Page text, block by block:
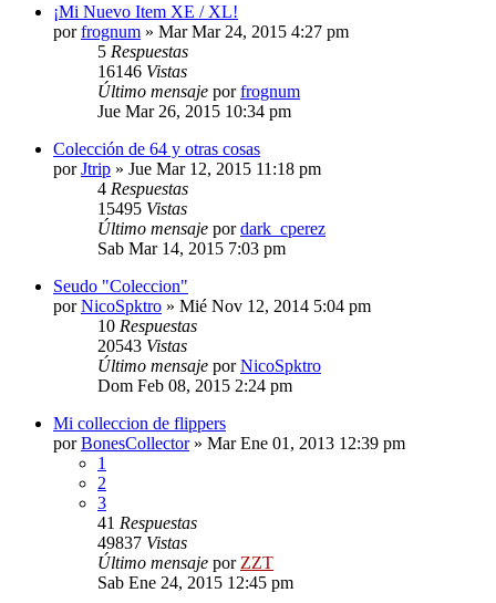
¡Mi Nuevo Item XE / XL!
porfrognum » Mar Mar 24, 2015 4:27 pm
5 Respuestas
16146 Vistas
Último mensaje porfrognum
Jue Mar 26, 2015 10:34 pm
Colección de 64 y otras cosas
porJtrip » Jue Mar 12, 2015 11:18 pm
4 Respuestas
15495 Vistas
Último mensaje pordark_cperez
Sab Mar 14, 2015 7:03 pm
Seudo "Coleccion"
porNicoSpktro » Mié Nov 12, 2014 5:04 pm
10 Respuestas
20543 Vistas
Último mensaje porNicoSpktro
Dom Feb 08, 2015 2:24 pm
Mi colleccion de flippers
porBonesCollector» Mar Ene 01, 2013 12:39 pm
1
2
3
41 Respuestas
49837 Vistas
Último mensaje por ZZT
Sab Ene 24, 2015 12:45 pm